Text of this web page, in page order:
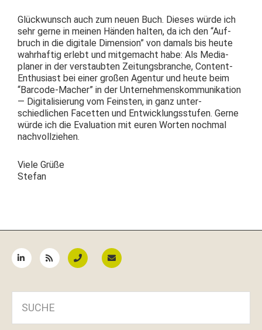
Glück­wun­sch auch zum neuen Buch. Dieses würde ich
sehr gerne in meinen Hän­den hal­ten, da ich den “Auf­
bruch in die dig­i­tale Dimen­sion” von damals bis heute
wahrhaftig erlebt und mit­gemacht habe: Als Medi­a­
plan­er in der ver­staubten Zeitungs­branche, Con­tent-
Enthu­si­ast bei ein­er großen Agen­tur und heute beim
“Bar­code-Mach­er” in der Unternehmen­skom­mu­nika­tion
— Dig­i­tal­isierung vom Fein­sten, in ganz unter­
schiedlichen Facetten und Entwick­lungsstufen. Gerne
würde ich die Eval­u­a­tion mit euren Worten nochmal
nachvollziehen.
Viele Grüße
Stefan